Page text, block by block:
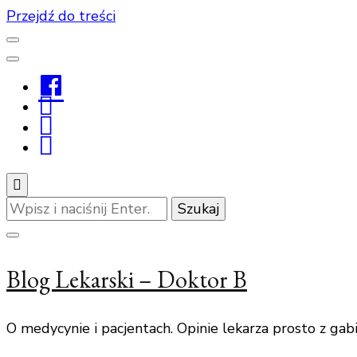
Przejdź do treści
Youtube
Szukasz
czegoś?
Blog Lekarski – Doktor B
O medycynie i pacjentach. Opinie lekarza prosto z